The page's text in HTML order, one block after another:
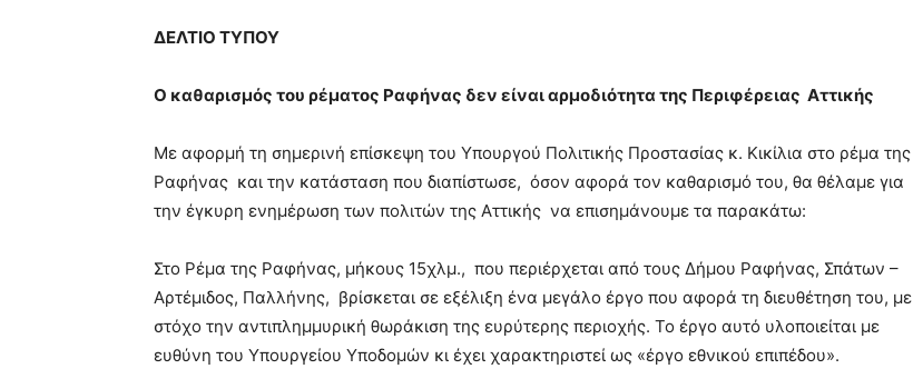
ΔΕΛΤΙΟ ΤΥΠΟΥ
Ο καθαρισμός του ρέματος Ραφήνας δεν είναι αρμοδιότητα της Περιφέρειας Αττικής
Με αφορμή τη σημερινή επίσκεψη του Υπουργού Πολιτικής Προστασίας κ. Κικίλια στο ρέμα της
Ραφήνας και την κατάσταση που διαπίστωσε, όσον αφορά τον καθαρισμό του, θα θέλαμε για
την έγκυρη ενημέρωση των πολιτών της Αττικής να επισημάνουμε τα παρακάτω:
Στο Ρέμα της Ραφήνας, μήκους 15χλμ., που περιέρχεται από τους Δήμου Ραφήνας, Σπάτων –
Αρτέμιδος, Παλλήνης, βρίσκεται σε εξέλιξη ένα μεγάλο έργο που αφορά τη διευθέτηση του, με
στόχο την αντιπλημμυρική θωράκιση της ευρύτερης περιοχής. Το έργο αυτό υλοποιείται με
ευθύνη του Υπουργείου Υποδομών κι έχει χαρακτηριστεί ως «έργο εθνικού επιπέδου».